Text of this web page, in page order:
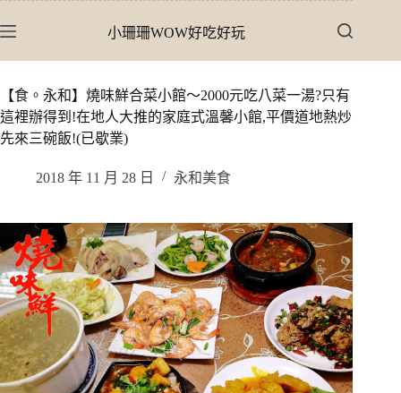
至
內
容
小珊珊WOW好吃好玩
【食。永和】燒味鮮合菜小館〜2000元吃八菜一湯?只有
這裡辦得到!在地人大推的家庭式溫馨小館,平價道地熱炒
先來三碗飯!(已歇業)
2018 年 11 月 28 日 永和美食